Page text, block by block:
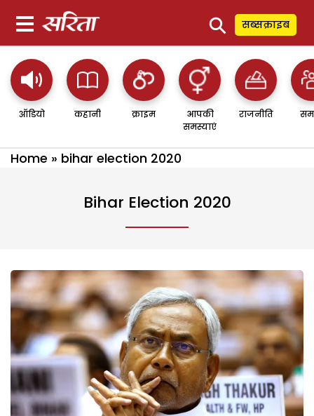
⚲ सब्सक्राइब
ऑडियो कहानी क्राइम
आपकी
समस्याएं
राजनीति
Home » bihar election 2020
Bihar Election 2020